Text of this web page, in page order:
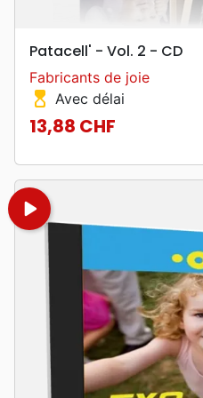
Patacell' - Vol. 2 - CD
Fabricants de joie
hourglass_top Avec délai
Prix
13,88 CHF
play_arrow